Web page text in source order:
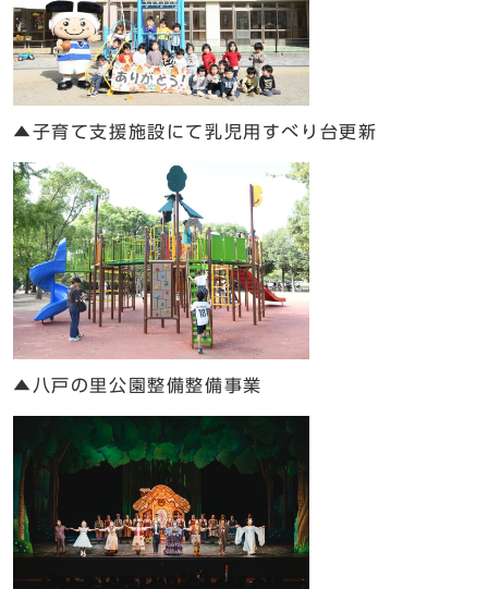
▲子育て支援施設にて乳児用すべり台更新
▲八戸の里公園整備整備事業